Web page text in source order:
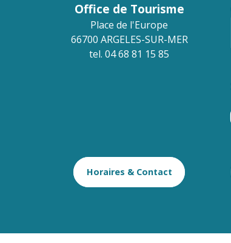
Office de Tourisme
Place de l'Europe
66700 ARGELES-SUR-MER
tel. 04 68 81 15 85
Horaires & Contact